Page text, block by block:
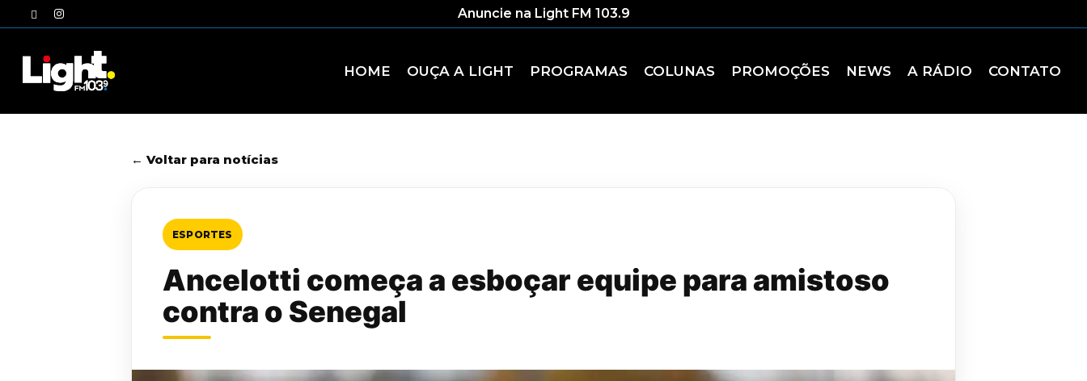
to
twitterinstagram Anuncie na Light FM 103.9
HOME OUÇA A LIGHT PROGRAMAS COLUNAS PROMOÇÕES NEWS A RÁDIO CONTATO
← Voltar para notícias
ESPORTES
Ancelotti começa a esboçar equipe para amistoso
contra o Senegal